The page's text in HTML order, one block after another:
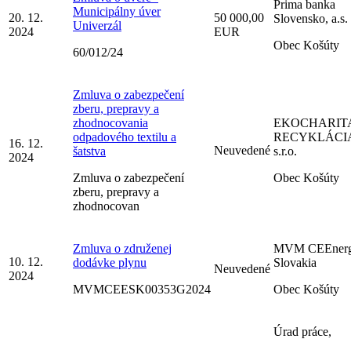
20. 12.
2024
Municipálny úver
Univerzál
60/012/24
50 000,00
EUR
Prima banka
Slovensko, a.s.
Obec Košúty
16. 12.
2024
Zmluva o zabezpečení
zberu, prepravy a
zhodnocovania
odpadového textilu a
šatstva
Zmluva o zabezpečení
zberu, prepravy a
zhodnocovan
Neuvedené s.r.o.
Obec Košúty
10. 12.
2024
Zmluva o združenej
dodávke plynu
MVMCEESK00353G2024
Neuvedené
MVM
Slovakia
Obec Košúty
Úrad práce,